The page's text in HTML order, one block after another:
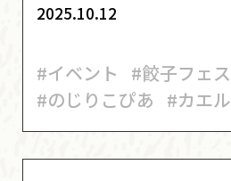
2025.10.12
#イベント
#餃子フェス
#のじりこぴあ #カエル